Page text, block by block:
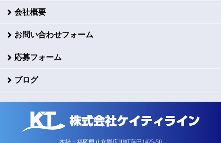
会社概要
お問い合わせフォーム
応募フォーム
ブログ